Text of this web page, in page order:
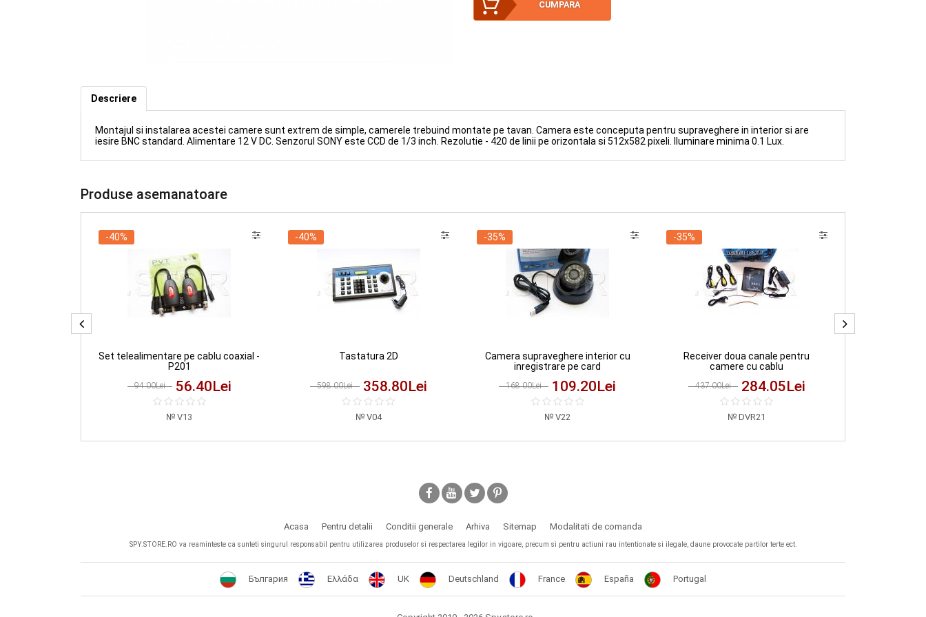
CUMPARA
Descriere
Montajul si instalarea acestei camere sunt extrem de simple, camerele trebuind montate pe tavan. Camera este conceputa pentru supraveghere in interior si are
iesire BNC standard. Alimentare 12 V DC. Senzorul SONY еste CCD dе 1/3 inch. Rezolutie - 420 de linii pe orizontala si 512x582 pixeli. Iluminare minima 0.1 Lux.
Produse asemanatoare
-40%
Set telealimentare pe cablu coaxial -
P201
94.00Lei 56.40Lei
V13
-40%
Tastatura 2D
598.00Lei 358.80Lei
V04
-35%
Camera supraveghere interior cu
inregistrare pe card
168.00Lei 109.20Lei
V22
-35%
Receiver doua canale pentru
camere cu cablu
437.00Lei 284.05Lei
DVR21
Acasa Pentru detalii Conditii generale Arhiva Sitemap Modalitati de comanda
SPY.STORE.RO va reaminteste ca sunteti singurul responsabil pentru utilizarea produselor si respectarea legilor in vigoare, precum si pentru actiuni rau intentionate si ilegale, daune provocate partilor terte ect.
България Ελλάδα UK Deutschland France España Portugal